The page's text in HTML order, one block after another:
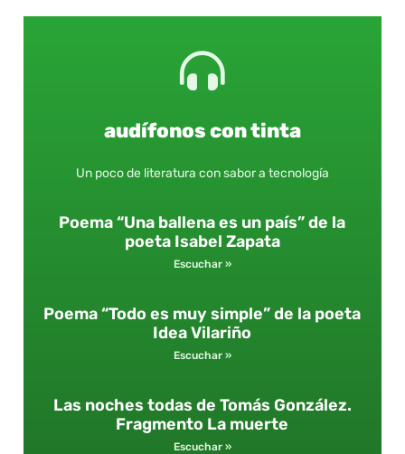
audífonos con tinta
Un poco de literatura con sabor a tecnología
Poema “Una ballena es un país” de la
poeta Isabel Zapata
Escuchar »
Poema “Todo es muy simple” de la poeta
Idea Vilariño
Escuchar »
Las noches todas de Tomás González.
Fragmento La muerte
Escuchar »